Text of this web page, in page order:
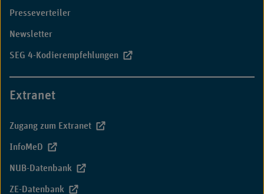
Presseverteiler
Newsletter
SEG 4-Kodierempfehlungen
Extranet
Zugang zum Extranet
InfoMeD
NUB-Datenbank
ZE-Datenbank